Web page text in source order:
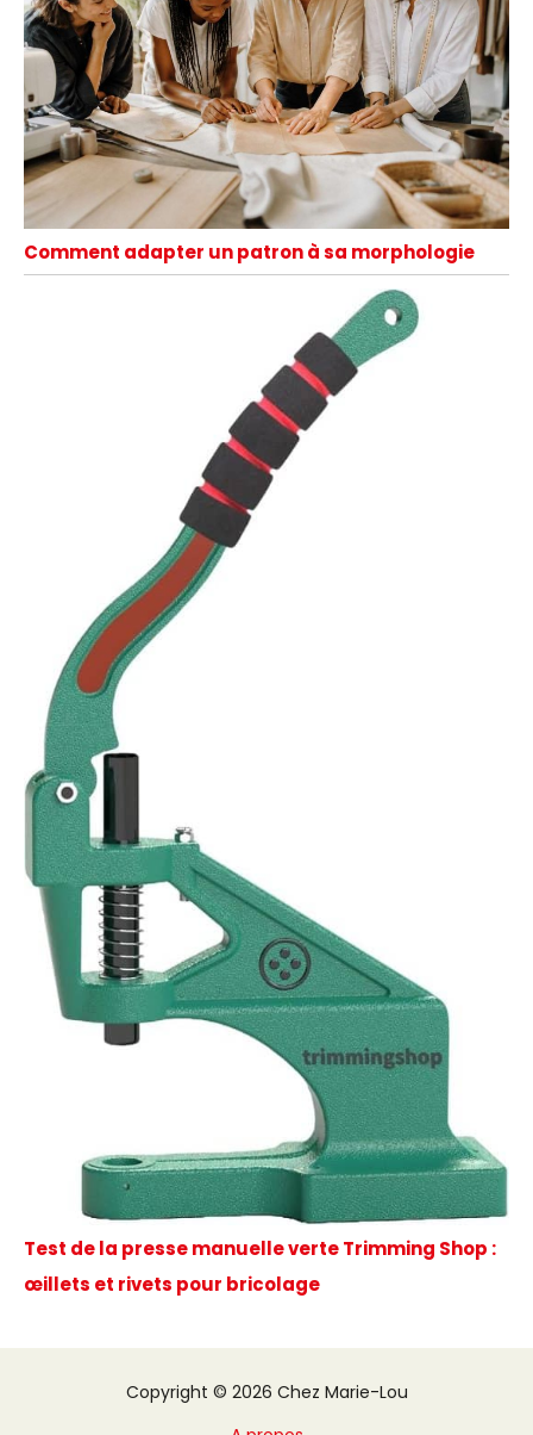
Comment adapter un patron à sa morphologie
Test de la presse manuelle verte Trimming Shop :
œillets et rivets pour bricolage
Copyright © 2026 Chez Marie-Lou